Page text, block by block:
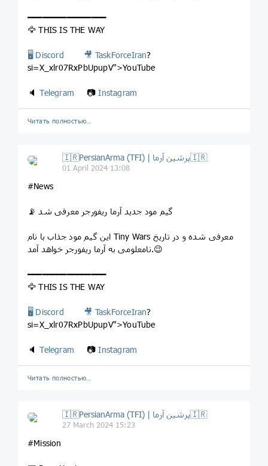
━━━━━━━━━━━━━━━━
🦅 THIS IS THE WAY
🖥 Discord 🎥 TaskForceIran?
si=X_xlr07RxPbUpupV">YouTube
🔈Telegram 📷Instagram
Читать полностью…
🇮🇷PersianArma (TFI) | پرشین آرما🇮🇷
01 April 2024 13:08
#News
📡 گیم مود جدید آرما ریفورجر معرفی شد
این گیم مود جذاب با نام Tiny Wars معرفی شده و در تاریخ
نامعلومی به آرما ریفورجر خواهد آمد.😉
━━━━━━━━━━━━━━━━
🦅 THIS IS THE WAY
🖥 Discord 🎥 TaskForceIran?
si=X_xlr07RxPbUpupV">YouTube
🔈Telegram 📷Instagram
Читать полностью…
🇮🇷PersianArma (TFI) | پرشین آرما🇮🇷
27 March 2024 15:23
#Mission